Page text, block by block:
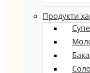
Продукти